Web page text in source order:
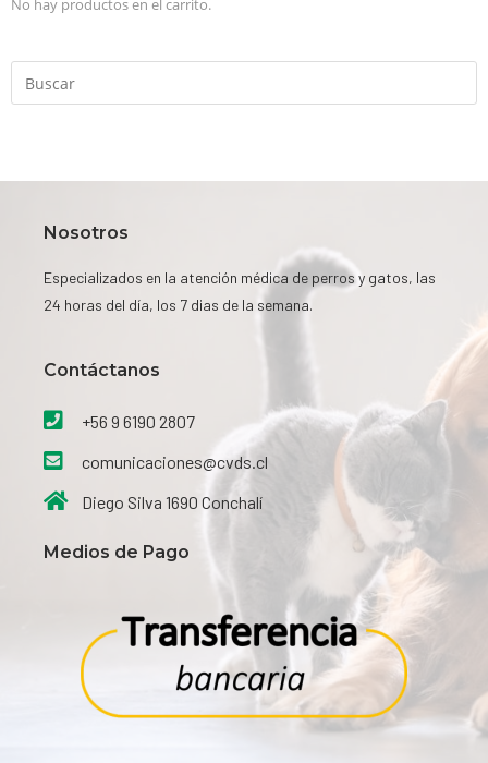
No hay productos en el carrito.
Nosotros
Especializados en la atención médica de perros y gatos, las
24 horas del día, los 7 dias de la semana.
Contáctanos​
+56 9 6190 2807
comunicaciones@cvds.cl
Diego Silva 1690 Conchalí
Medios de Pago